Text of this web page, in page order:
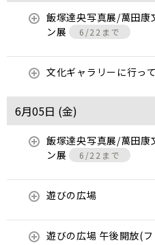
飯塚達央写真展/萬田康
ン展
6/22まで
文化ギャラリーに行っ
6月05日 (金)
飯塚達央写真展/萬田康
ン展
6/22まで
遊びの広場
遊びの広場 午後開放(